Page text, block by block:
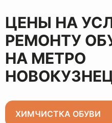
ЦЕНЫ НА
РЕМОНТУ
НА МЕТРО